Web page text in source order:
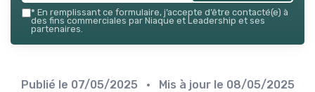
* En remplissant ce formulaire, j’accepte d’être contacté(e) à
des fins commerciales par Niaque et Leadership et ses
partenaires.
Publié le 07/05/2025 • Mis à jour le 08/05/2025